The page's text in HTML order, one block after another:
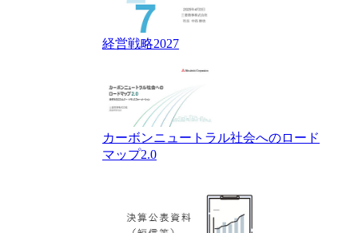
経営戦略2027
カーボンニュートラル社会へのロード
マップ2.0